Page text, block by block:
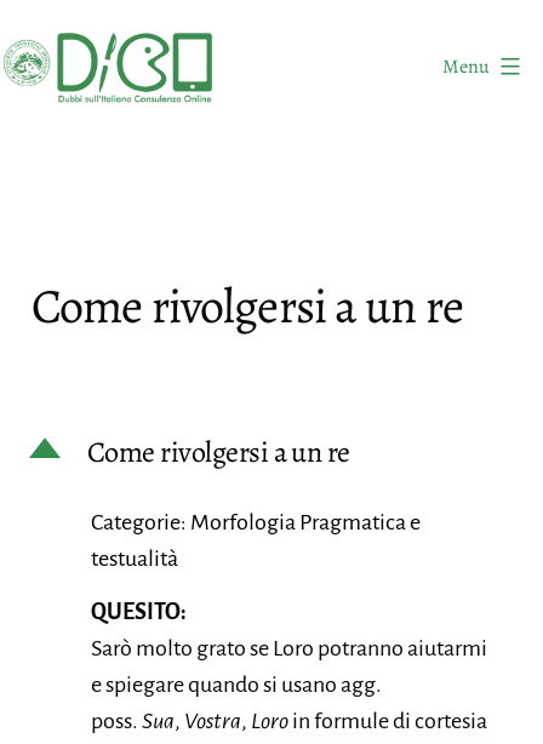
al
contenuto
Online
Menu
Come rivolgersi a un re
D Come rivolgersi a un re
Categorie: Morfologia Pragmatica e
testualità
QUESITO:
Sarò molto grato se Loro potranno aiutarmi
e spiegare quando si usano agg.
poss. Sua, Vostra, Loro in formule di cortesia